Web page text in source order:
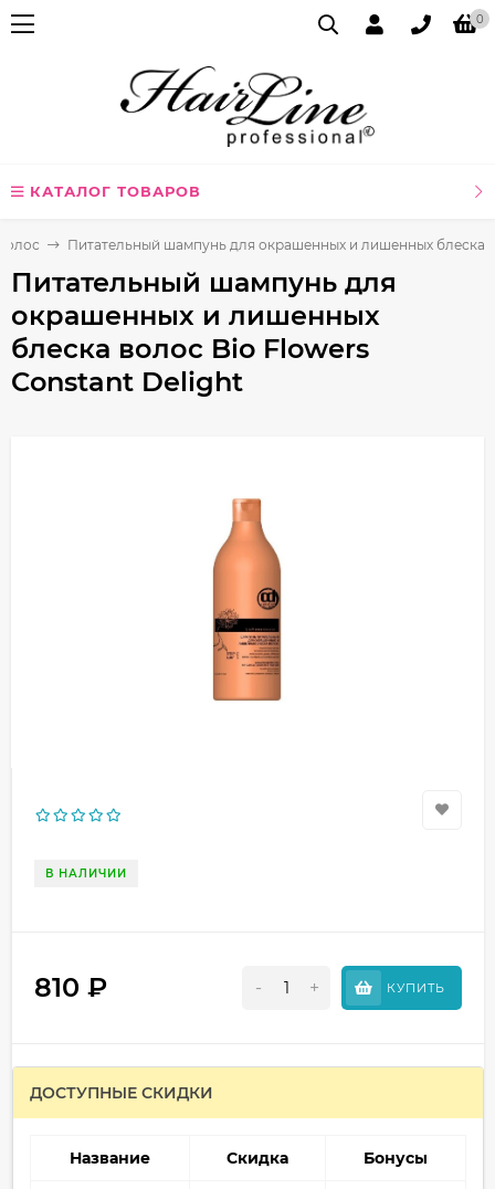
0
КАТАЛОГ ТОВАРОВ
Питательный шампунь для окрашенных и лишенных блеска
Питательный шампунь для
окрашенных и лишенных
блеска волос Bio Flowers
Constant Delight
В НАЛИЧИИ
810 ₽ - + КУПИТЬ
ДОСТУПНЫЕ СКИДКИ
Название Скидка Бонусы